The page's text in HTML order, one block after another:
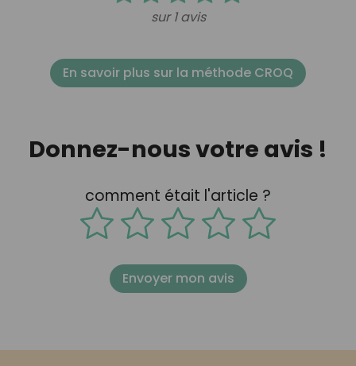
sur 1 avis
En savoir plus sur la méthode CROQ
Donnez-nous votre avis !
comment était l'article ?
Envoyer mon avis